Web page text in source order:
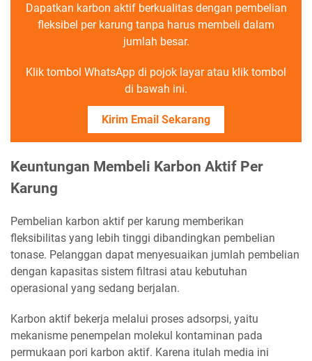
Dapatkan karbon aktif berkualitas dengan pembelian
fleksibel per karung tanpa harus membeli dalam
jumlah besar.
Klik tombol WhatsApp di pojok layar atau klik tombol
di bawah ini.
Kirim Email Sekarang
Keuntungan Membeli Karbon Aktif Per
Karung
Pembelian karbon aktif per karung memberikan
fleksibilitas yang lebih tinggi dibandingkan pembelian
tonase. Pelanggan dapat menyesuaikan jumlah pembelian
dengan kapasitas sistem filtrasi atau kebutuhan
operasional yang sedang berjalan.
Karbon aktif bekerja melalui proses adsorpsi, yaitu
mekanisme penempelan molekul kontaminan pada
permukaan pori karbon aktif. Karena itulah media ini